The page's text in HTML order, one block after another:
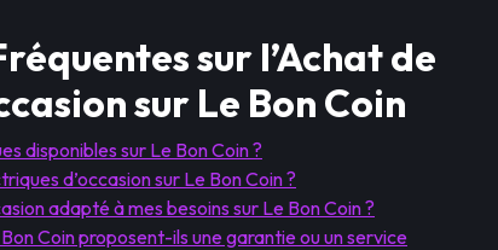
sur l’Achat de
sur Le Bon Coin
disponibles sur Le Bon Coin ?
d’occasion sur Le Bon Coin ?
adapté à mes besoins sur Le Bon Coin ?
Coin proposent-ils une garantie ou un service